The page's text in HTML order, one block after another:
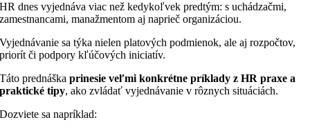
HR dnes vyjednáva viac než kedykoľvek predtým: s uchádzačmi,
zamestnancami, manažmentom aj naprieč organizáciou.
Vyjednávanie sa týka nielen platových podmienok, ale aj rozpočtov,
priorít či podpory kľúčových iniciatív.
Táto prednáškaprinesie veľmi konkrétne príklady z HR praxe a
praktické tipy, ako zvládať vyjednávanie v rôznych situáciách.
Dozviete sa napríklad: